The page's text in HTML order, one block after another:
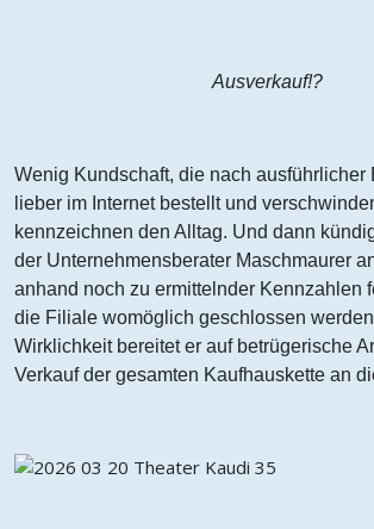
Ausverkauf!?
Wenig Kundschaft, die nach ausführlicher
lieber im Internet bestellt und
kennzeichnen den Alltag. Und dann
der Unternehmensberater Maschmaurer
anhand noch zu ermittelnder Kennzahlen
die Filiale womöglich geschlossen
Wirklichkeit bereitet er auf betrügerische
Verkauf der gesamten Kaufhauskette an